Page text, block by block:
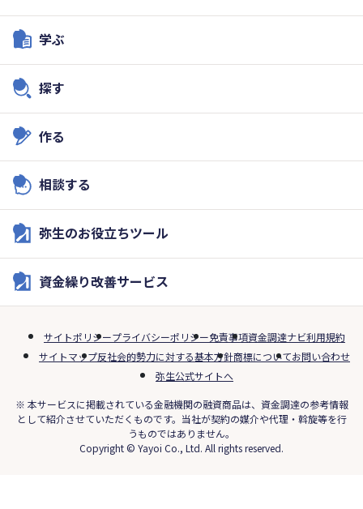
学ぶ
探す
作る
相談する
弥生のお役立ちツール
資金繰り改善サービス
サイトポリシープライバシーポリシー免責事項資金調達ナビ利用規約
サイトマップ反社会的勢力に対する基本方針商標についてお問い合わせ
弥生公式サイトへ
※ 本サービスに掲載されている金融機関の融資商品は、資金調達の参考情報
として紹介させていただくものです。当社が契約の媒介や代理・斡旋等を行
うものではありません。
Copyright © Yayoi Co., Ltd. All rights reserved.